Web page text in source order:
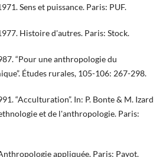
Sens et puissance. Paris: PUF.
Histoire d'autres. Paris: Stock.
“Pour une anthropologie du
Études rurales, 105-106: 267-298.
“Acculturation”. In: P. Bonte & M. Izard
et de l'anthropologie. Paris:
appliquée. Paris: Payot.